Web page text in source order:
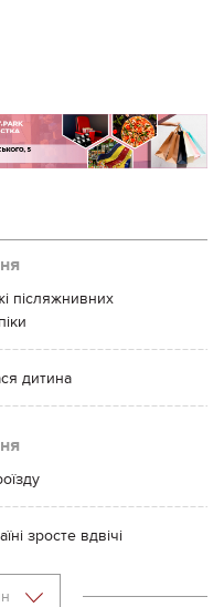
післяжнивних
дитина
зросте вдвічі